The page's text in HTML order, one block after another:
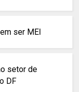
ser MEI
setor de
DF